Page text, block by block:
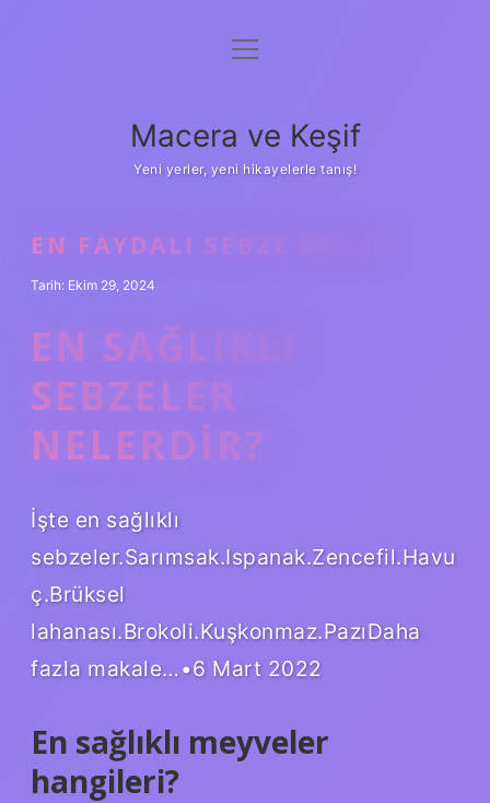
Anasayfa
Yasal Uyarı
menüyü
Macera ve Keşif
Yeni yerler, yeni hikayelerle tanış!
EN FAYDALI SEBZE NEDIR
Tarih: Ekim 29, 2024
EN SAĞLIKLI
SEBZELER
NELERDIR?
İşte en sağlıklı
sebzeler.Sarımsak.Ispanak.Zencefil.Havu
ç.Brüksel
lahanası.Brokoli.Kuşkonmaz.PazıDaha
fazla makale…•6 Mart 2022
En sağlıklı meyveler
hangileri?